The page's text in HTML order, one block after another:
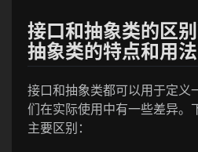
接口和抽象类的区
抽象类的特点和用法
接口和抽象类都可以用于定义
们在实际使用中有一些差异。
主要区别：